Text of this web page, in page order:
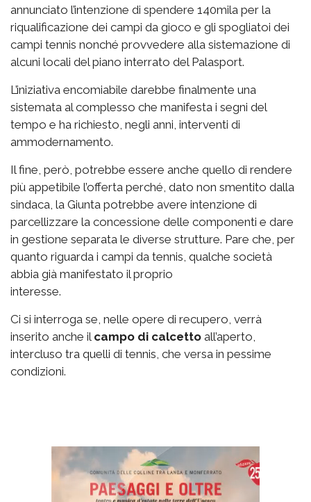
annunciato l’intenzione di spendere 140mila per la
riqualificazione dei campi da gioco e gli spogliatoi dei
campi tennis nonché provvedere alla sistemazione di
alcuni locali del piano interrato del Palasport.
L’iniziativa encomiabile darebbe finalmente una
sistemata al complesso che manifesta i segni del
tempo e ha richiesto, negli anni, interventi di
ammodernamento.
Il fine, però, potrebbe essere anche quello di rendere
più appetibile l’offerta perché, dato non smentito dalla
sindaca, la Giunta potrebbe avere intenzione di
parcellizzare la concessione delle componenti e dare
in gestione separata le diverse strutture. Pare che, per
quanto riguarda i campi da tennis, qualche società
abbia già manifestato il proprio
interesse.
Ci si interroga se, nelle opere di recupero, verrà
inserito anche il campo di calcetto all’aperto,
intercluso tra quelli di tennis, che versa in pessime
condizioni.